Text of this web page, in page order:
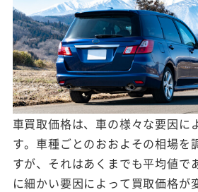
車買取価格は、車の様々な要因に
す。車種ごとのおおよその相場を
すが、それはあくまでも平均値で
に細かい要因によって買取価格が